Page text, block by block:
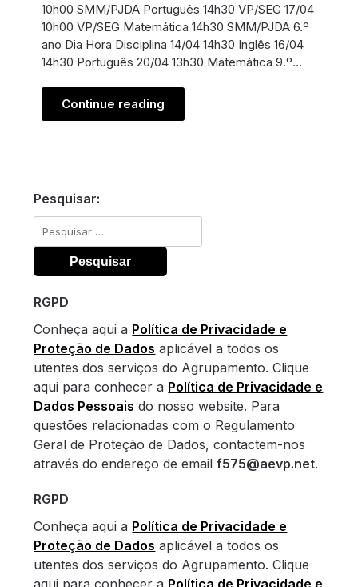
10h00 SMM/PJDA Português 14h30 VP/SEG 17/04
10h00 VP/SEG Matemática 14h30 SMM/PJDA 6.º
ano Dia Hora Disciplina 14/04 14h30 Inglês 16/04
14h30 Português 20/04 13h30 Matemática 9.º…
Continue reading
Pesquisar:
Pesquisar
por:
RGPD
Conheça aqui a Política de Privacidade e
Proteção de Dados aplicável a todos os
utentes dos serviços do Agrupamento. Clique
aqui para conhecer a Política de Privacidade e
Dados Pessoais do nosso website. Para
questões relacionadas com o Regulamento
Geral de Proteção de Dados, contactem-nos
através do endereço de emailf575@aevp.net.
RGPD
Conheça aqui a Política de Privacidade e
Proteção de Dados aplicável a todos os
utentes dos serviços do Agrupamento. Clique